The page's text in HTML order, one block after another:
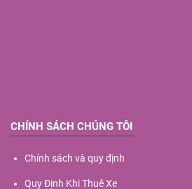
CHÍNH SÁCH CHÚNG TÔI
Chính sách và quy định
Quy Định Khi Thuê Xe